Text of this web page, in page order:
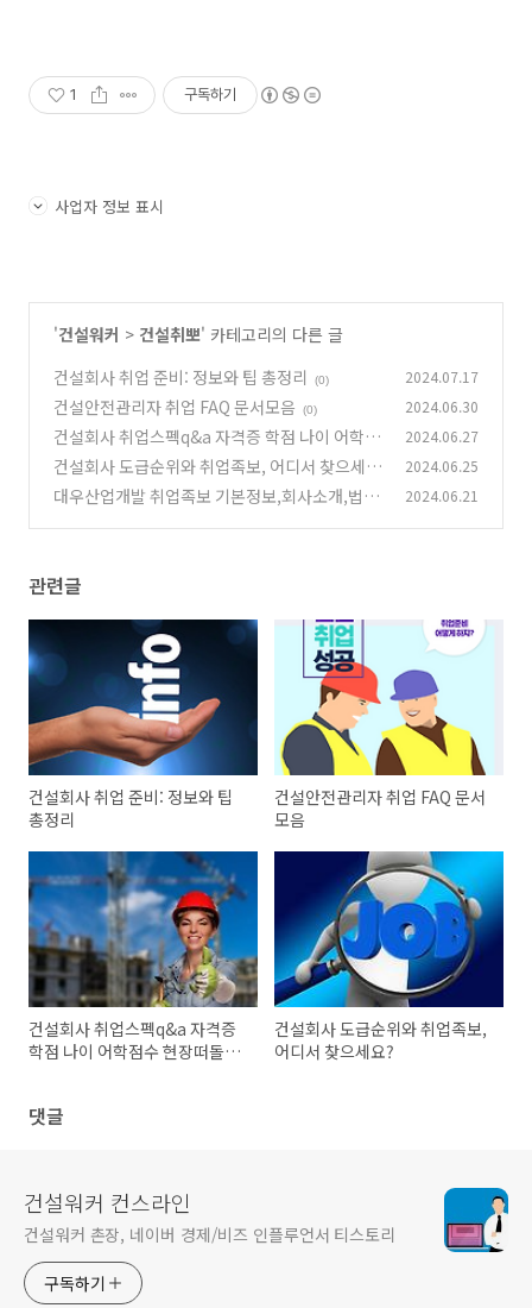
1 구독하기
사업자 정보 표시
'건설워커 > 건설취뽀' 카테고리의 다른 글
건설회사 취업 준비: 정보와 팁 총정리
(0) 2024.07.17
건설안전관리자 취업 FAQ 문서모음 (0) 2024.06.30
건설회사 취업스펙q&a 자격증 학점 나이 어학점
수 현장떠돌이생활 주5일제근무
(0)
2024.06.27
건설회사 도급순위와 취업족보, 어디서 찾으세
요?
(0)
2024.06.25
대우산업개발 취업족보 기본정보,회사소개,법정
2024.06.21
관련글
건설회사 취업 준비: 정보와 팁
총정리
건설안전관리자 취업 FAQ 문서
모음
건설회사 취업스펙q&a 자격증
학점 나이 어학점수 현장떠돌이
건설회사 도급순위와 취업족보,
어디서 찾으세요?
댓글
건설워커 컨스라인
건설워커 촌장, 네이버 경제/비즈 인플루언서 티스토리
구독하기